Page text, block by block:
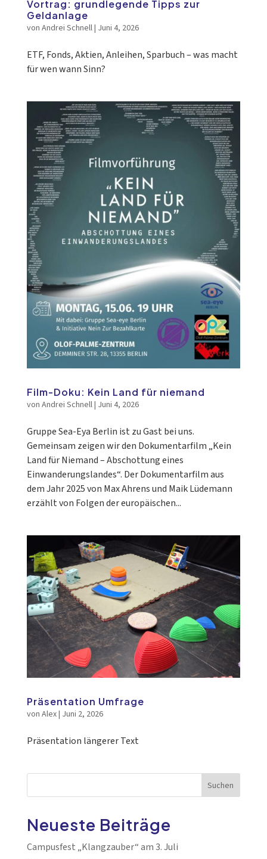
Vortrag: grundlegende Tipps zur
Geldanlage
von Andrei Schnell| Juni 4, 2026
ETF, Fonds, Aktien, Anleihen, Sparbuch – was macht
für wen wann Sinn?
Film-Doku: Kein Land für niemand
von Andrei Schnell| Juni 4, 2026
Gruppe Sea-Eya Berlin ist zu Gast bei uns.
Gemeinsam zeigen wir den Dokumentarfilm „Kein
Land für Niemand – Abschottung eines
Einwanderungslandes“. Der Dokumentarfilm aus
dem Jahr 2025 von Max Ahrens und Maik Lüdemann
erzählt von Folgen der europäischen...
Präsentation Umfrage
von Alex| Juni 2, 2026
Präsentation längerer Text
Suchen
Neueste Beiträge
Campusfest „Klangzauber“ am 3. Juli